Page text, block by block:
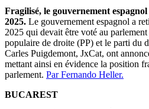
Fragilisé, le gouvernement
2025. Le gouvernement espagnol a
2025 qui devait être voté au
populaire de droite (PP) et le parti du
Carles Puigdemont, JxCat, ont
mettant ainsi en évidence la position
parlement. Par Fernando Heller.
BUCAREST